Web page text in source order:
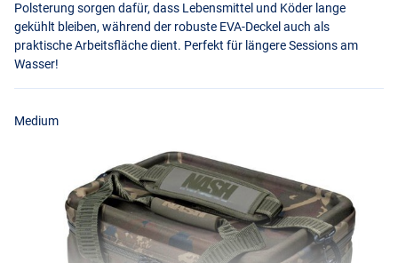
Large
Polsterung sorgen dafür, dass Lebensmittel und Köder lange
gekühlt bleiben, während der robuste EVA-Deckel auch als
praktische Arbeitsfläche dient. Perfekt für längere Sessions am
Wasser!
Medium